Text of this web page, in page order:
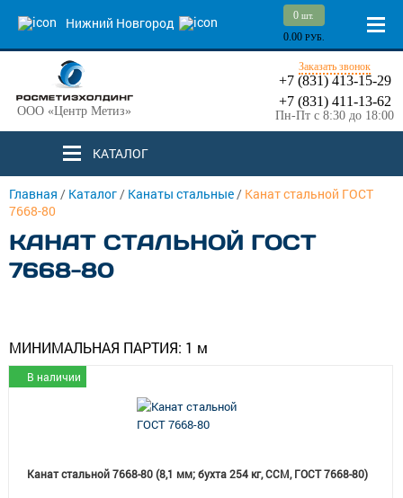
Нижний Новгород 0 шт.
0.00 РУБ.
ООО «Центр Метиз»
Заказать звонок
+7 (831) 413-15-29
+7 (831) 411-13-62
Пн-Пт с 8:30 до 18:00
КАТАЛОГ
Главная / Каталог/ Канаты стальные/ Канат стальной ГОСТ
7668-80
КАНАТ СТАЛЬНОЙ ГОСТ
7668-80
МИНИМАЛЬНАЯ ПАРТИЯ: 1 м
В наличии
Канат стальной 7668-80 (8,1 мм; бухта 254 кг, ССМ, ГОСТ 7668-80)